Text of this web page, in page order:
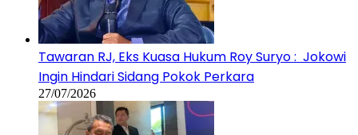
Tawaran RJ, Eks Kuasa Hukum Roy Suryo : Jokowi
Ingin Hindari Sidang Pokok Perkara
27/07/2026